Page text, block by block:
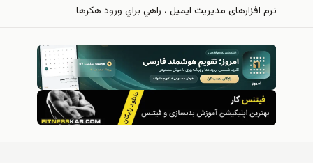
نرم افزارهای مدیریت ایمیل ، راهي براي ورود هکرها